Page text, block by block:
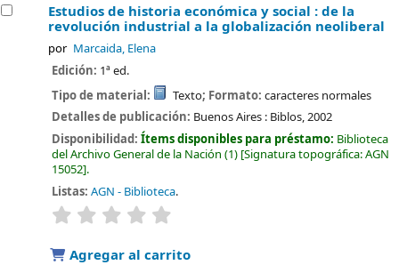
Estudios de historia económica y social : de la
revolución industrial a la globalización neoliberal
por Marcaida, Elena
Edición: 1ª ed.
Tipo de material:
Texto; Formato: caracteres normales
Detalles de publicación: Buenos Aires : Biblos,2002
Disponibilidad:Ítems disponibles para préstamo: Biblioteca
del Archivo General de la Nación (1) Signatura topográfica:AGN
15052 .
Listas: AGN - Biblioteca.
valoración
Agregar al carrito